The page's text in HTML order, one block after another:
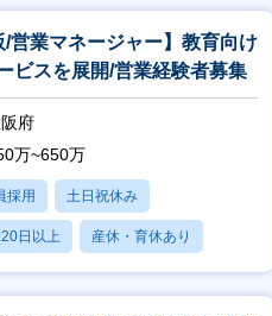
/営業マネージャー】教育向け
ビスを展開/営業経験者募集
府
万~650万
採用 土日祝休み
日以上 産休・育休あり
20時間以内